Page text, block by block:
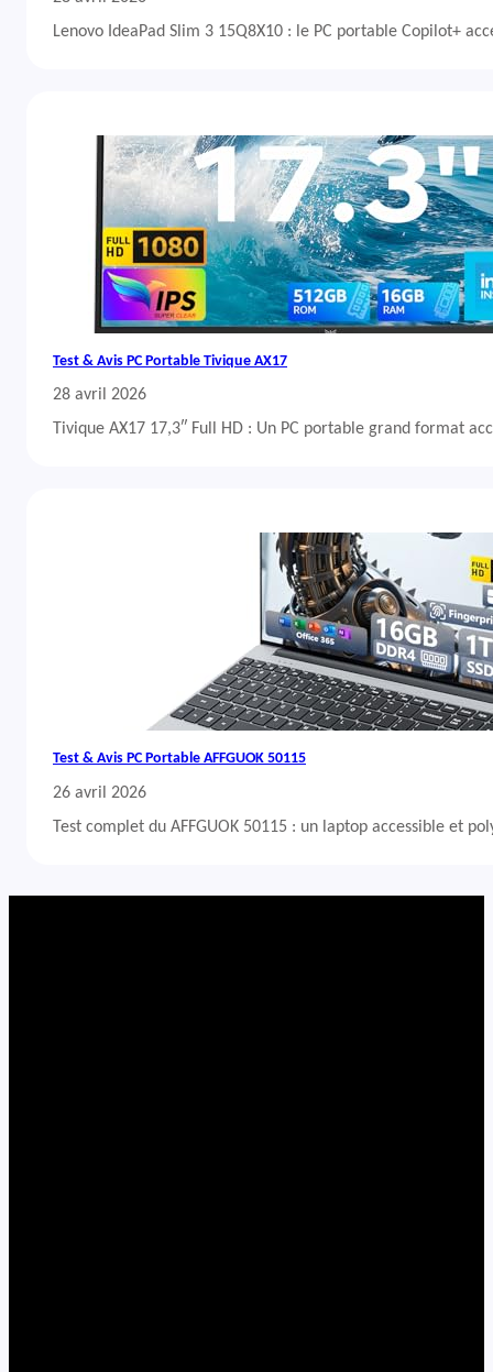
Lenovo IdeaPad Slim 3 15Q8X10 : le PC portable Copilot+
Test & Avis PC Portable Tivique AX17
28 avril 2026
Tivique AX17 17,3″ Full HD : Un PC portable grand format
Test & Avis PC Portable AFFGUOK 50115
26 avril 2026
Test complet du AFFGUOK 50115 : un laptop accessible